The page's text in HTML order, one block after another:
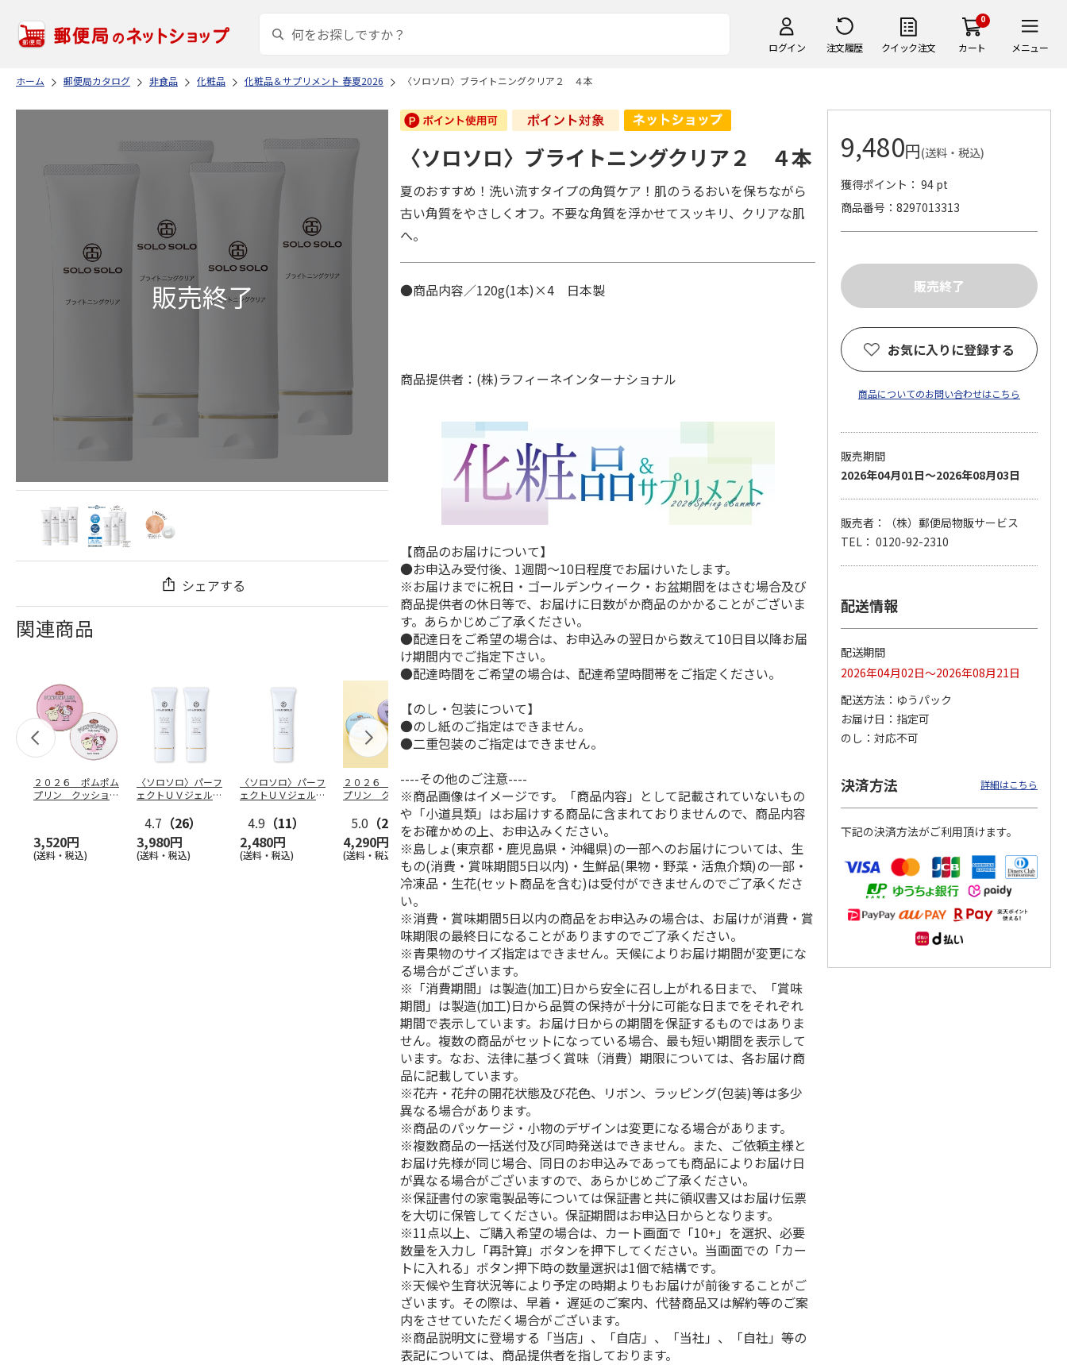
ログイン 注文履歴 クイック注文
0
カート メニュー
ホーム 郵便局カタログ 非食品 化粧品 化粧品＆サプリメント 春夏2026 〈ソロソロ〉ブライトニングクリア２ ４本
シェアする
関連商品
２０２６ ポムポム
プリン クッション
3,520円
(送料・税込)
〈ソロソロ〉パーフ
ェクトＵＶジェル
4.7 （26）
3,980円
(送料・税込)
〈ソロソロ〉パーフ
ェクトＵＶジェル
4.9 （11）
2,480円
(送料・税込)
２０２６ ポムポム
プリン クッション
ファンデーション３
個セ…
5.0 （2）
4,290円
(送料・税込)
ハローキティ スキ
ンクリーム３本セッ
ト
5.0（4）
2,670円
(送料・税込)
ェクトＵＶジェル
６本
4.8（16）
9,800円
(送料・税込)
ションファンデーシ
ョン３個セット
4,290円
(送料・税込)
２０２６ ポムポム
プリン フェイスパ
ウダー３個セット
5.0（1）
5,280円
(送料・税込)
〈ソロソロ〉パーフ
ェクトＵＶジェル
２本
4.8 （12）
3,980円
(送料・税込)
〈ソロソロ〉アクア
シートマスクＲ・パ
ーフェクトＵＶジェ
4.4 （10）
3,980円
(送料・税込)
〈ソロソロ〉ブライトニングクリア２ ４本
夏のおすすめ！洗い流すタイプの角質ケア！肌のうるおいを保ちながら
古い角質をやさしくオフ。不要な角質を浮かせてスッキリ、クリアな肌
へ。
●商品内容／120g(1本)×4 日本製
商品提供者：(株)ラフィーネインターナショナル
【商品のお届けについて】
●お申込み受付後、1週間～10日程度でお届けいたします。
※お届けまでに祝日・ゴールデンウィーク・お盆期間をはさむ場合及び
商品提供者の休日等で、お届けに日数がか商品のかかることがございま
す。あらかじめご了承ください。
●配達日をご希望の場合は、お申込みの翌日から数えて10日目以降お届
け期間内でご指定下さい。
●配達時間をご希望の場合は、配達希望時間帯をご指定ください。
【のし・包装について】
●のし紙のご指定はできません。
●二重包装のご指定はできません。
----その他のご注意----
※商品画像はイメージです。「商品内容」として記載されていないもの
や「小道具類」はお届けする商品に含まれておりませんので、商品内容
をお確かめの上、お申込みください。
※島しょ(東京都・鹿児島県・沖縄県)の一部へのお届けについては、生
もの(消費・賞味期間5日以内)・生鮮品(果物・野菜・活魚介類)の一部・
冷凍品・生花(セット商品を含む)は受付ができませんのでご了承くださ
い。
※消費・賞味期間5日以内の商品をお申込みの場合は、お届けが消費・賞
味期限の最終日になることがありますのでご了承ください。
※青果物のサイズ指定はできません。天候によりお届け期間が変更にな
る場合がございます。
※「消費期間」は製造(加工)日から安全に召し上がれる日まで、「賞味
期間」は製造(加工)日から品質の保持が十分に可能な日までをそれぞれ
期間で表示しています。お届け日からの期間を保証するものではありま
せん。複数の商品がセットになっている場合、最も短い期間を表示して
います。なお、法律に基づく賞味（消費）期限については、各お届け商
品に記載しています。
※花卉・花弁の開花状態及び花色、リボン、ラッピング(包装)等は多少
異なる場合があります。
※商品のパッケージ・小物のデザインは変更になる場合があります。
※複数商品の一括送付及び同時発送はできません。また、ご依頼主様と
お届け先様が同じ場合、同日のお申込みであっても商品によりお届け日
が異なる場合がございますので、あらかじめご了承ください。
※保証書付の家電製品等については保証書と共に領収書又はお届け伝票
を大切に保管してください。保証期間はお申込日からとなります。
※11点以上、ご購入希望の場合は、カート画面で「10+」を選択、必要
数量を入力し「再計算」ボタンを押下してください。当画面での「カー
トに入れる」ボタン押下時の数量選択は1個で結構です。
※天候や生育状況等により予定の時期よりもお届けが前後することがご
ざいます。その際は、早着・ 遅延のご案内、代替商品又は解約等のご案
内をさせていただく場合がございます。
※商品説明文に登場する「当店」、「自店」、「当社」、「自社」等の
表記については、商品提供者を指しております。
9,480円(送料・税込)
獲得ポイント： 94 pt
商品番号
8297013313
お気に入りに登録する
商品についてのお問い合わせはこちら
販売期間
2026年04月01日～2026年08月03日
販売者：（株）郵便局物販サービス
TEL： 0120-92-2310
配送情報
配送期間
2026年04月02日～2026年08月21日
配送方法
ゆうパック
お届け日
指定可
のし
対応不可
決済方法 詳細はこちら
下記の決済方法がご利用頂けます。